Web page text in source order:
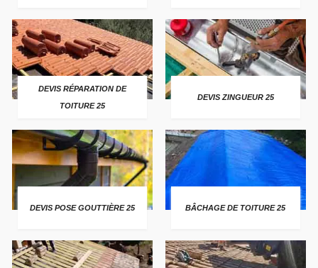
DEVIS RÉPARATION DE
TOITURE 25
DEVIS ZINGUEUR 25
DEVIS POSE GOUTTIÈRE 25 BÂCHAGE DE TOITURE 25